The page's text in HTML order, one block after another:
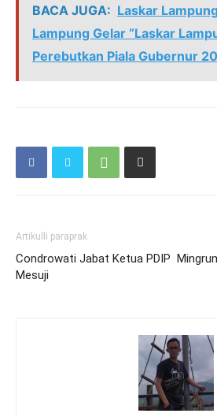
BACA JUGA: Laskar
Lampung Gelar “Laskar
Perebutkan Piala Gubernur
Artikulli paraprak
Condrowati Jabat Ketua PDIP
Mesuji